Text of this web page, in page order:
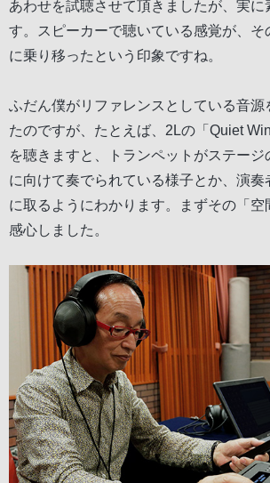
あわせを試聴させて頂きましたが、実に
す。スピーカーで聴いている感覚が、そ
に乗り移ったという印象ですね。
ふだん僕がリファレンスとしている音源
たのですが、たとえば、2Lの「Quiet
を聴きますと、トランペットがステー
に向けて奏でられている様子とか、演奏
に取るようにわかります。まずその「空
感心しました。